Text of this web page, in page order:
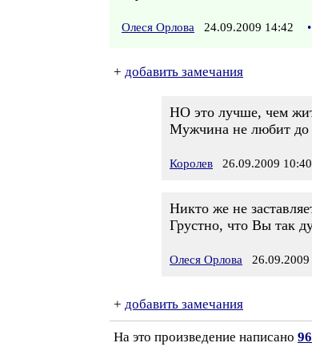
Олеся Орлова 24.09.2009 14:42 •
+ добавить замечания
НО это лучше, чем
Мужчина не любит до
Королев 26.09.2009 10:40
Никто же не
Грустно, что Вы так
Олеся Орлова 26.09.2009
+ добавить замечания
На это произведение написано